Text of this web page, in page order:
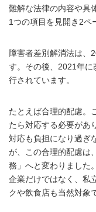
難解な法律の内容や具
1つの項目を見開き2ペ
障害者差別解消法は、
す。その後、2021年
行されています。
たとえば合理的配慮。
たら対応する必要があ
対応も負担になり過ぎ
が、この合理的配慮は
務」へと変わりました。
企業だけではなく、私
クや飲食店も当然対象